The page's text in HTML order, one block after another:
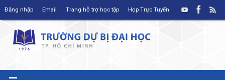
Đăng nhập Email Trang hỗ trợ học tập Họp Trực Tuyến